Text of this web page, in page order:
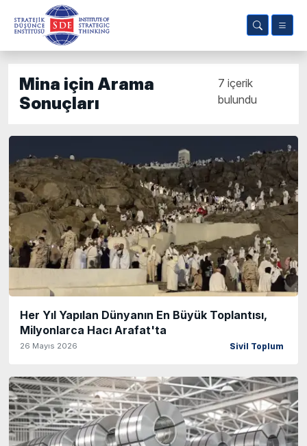
Mina için Arama
Sonuçları
7 içerik
bulundu
Her Yıl Yapılan Dünyanın En Büyük Toplantısı,
Milyonlarca Hacı Arafat'ta
26 Mayıs 2026 Sivil Toplum